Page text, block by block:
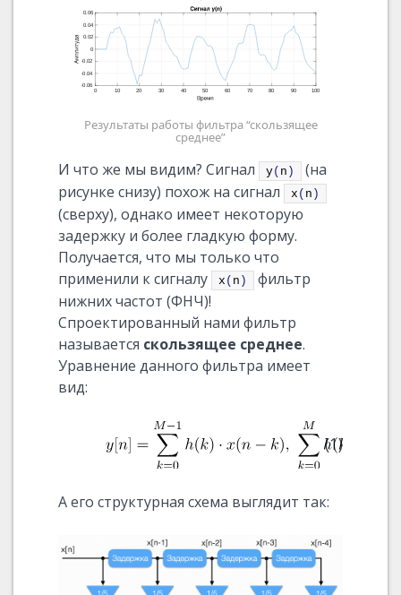
Результаты работы фильтра “скользящее
среднее”
И что же мы видим? Сигнал y( n )
(на
рисунке снизу) похож на сигнал
x ( n )
(сверху), однако имеет некоторую
задержку и более гладкую форму.
Получается, что мы только что
применили к сигналу
x ( n )
фильтр
нижних частот (ФНЧ)!
Спроектированный нами фильтр
называется скользящее среднее.
Уравнение данного фильтра имеет
вид:
(1)
А его структурная схема выглядит так: